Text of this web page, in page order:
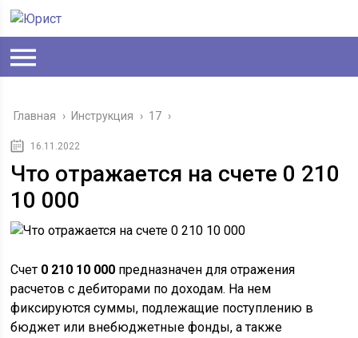
Главная › Инструкция › 17 ›
16.11.2022
Что отражается на счете 0 210
10 000
Счет 0 210 10 000 предназначен для отражения
расчетов с дебиторами по доходам. На нем
фиксируются суммы, подлежащие поступлению в
бюджет или внебюджетные фонды, а также